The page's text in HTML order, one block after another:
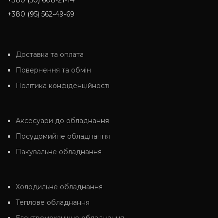
+380 (95) 562-49-69
Доставка та оплата
Повернення та обмін
Політика конфіденційності
Аксесуари до обладнання
Посудомийне обладнання
Пакувальне обладнання
Холодильне обладнання
Теплове обладнання